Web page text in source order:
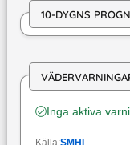
10-DYGNS
Inga aktiva